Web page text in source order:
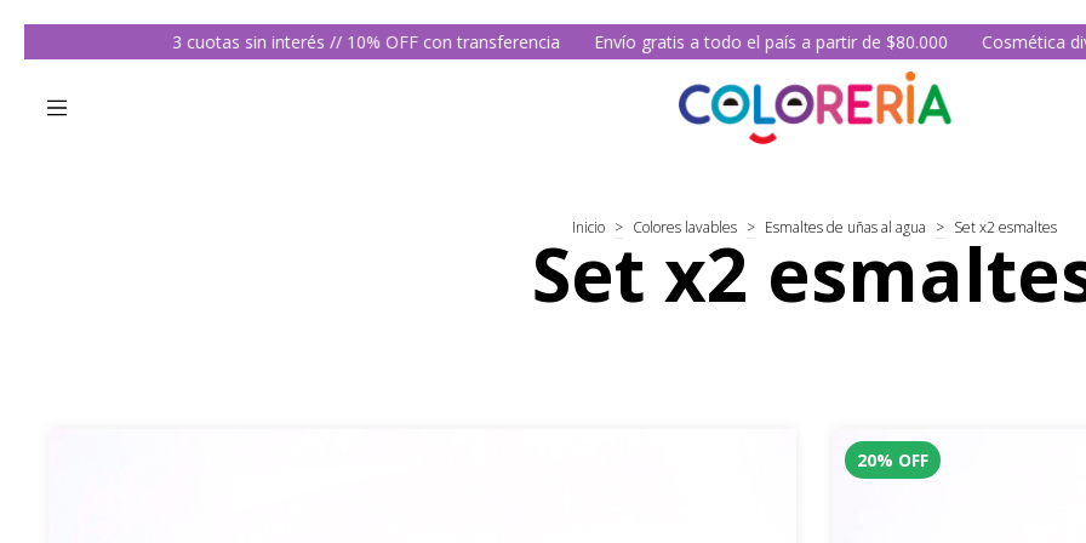
3 cuotas sin interés // 10% OFF con transferencia Envío gratis a todo el país a partir de $80.000 Cosmética
Inicio > Colores lavables > Esmaltes de uñas al agua > Set x2 esmaltes
Set x2
20% OFF